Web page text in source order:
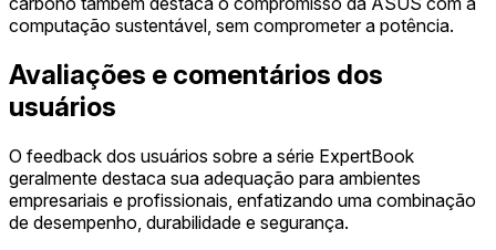
computação sustentável, sem comprometer a potência.
Avaliações e comentários dos
usuários
O feedback dos usuários sobre a série ExpertBook
geralmente destaca sua adequação para ambientes
empresariais e profissionais, enfatizando uma combinação
de desempenho, durabilidade e segurança.